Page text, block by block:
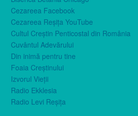
Cezareea Facebook
Cezareea Reşiţa YouTube
Cultul Creştin Penticostal din România
Cuvântul Adevărului
Din inimă pentru tine
Foaia Creştinului
Izvorul Vieţii
Radio Ekklesia
Radio Levi Reşiţa